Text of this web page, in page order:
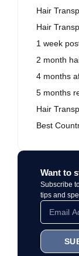
Hair
Hair
1 week
2 month
4 months
5 months
Hair
Best
Want to
Subscribe
tips and